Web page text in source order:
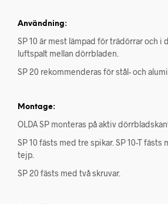
Användning:
SP 10 är mest lämpad för trädörrar och
luftspalt mellan dörrbladen.
SP 20 rekommenderas för stål- och
Montage:
OLDA SP monteras på aktiv
SP 10 fästs med tre spikar. SP 10-T
tejp.
SP 20 fästs med två skruvar.